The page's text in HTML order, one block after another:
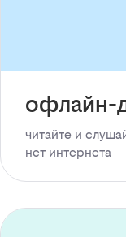
офлайн-
читайте и
нет интернета